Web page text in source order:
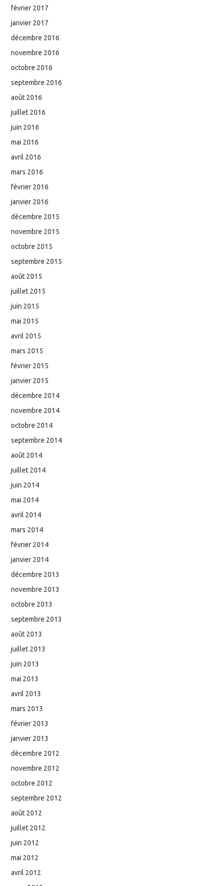
février 2017
janvier 2017
décembre 2016
novembre 2016
octobre 2016
septembre 2016
août 2016
juillet 2016
juin 2016
mai 2016
avril 2016
mars 2016
février 2016
janvier 2016
décembre 2015
novembre 2015
octobre 2015
septembre 2015
août 2015
juillet 2015
juin 2015
mai 2015
avril 2015
mars 2015
février 2015
janvier 2015
décembre 2014
novembre 2014
octobre 2014
septembre 2014
août 2014
juillet 2014
juin 2014
mai 2014
avril 2014
mars 2014
février 2014
janvier 2014
décembre 2013
novembre 2013
octobre 2013
septembre 2013
août 2013
juillet 2013
juin 2013
mai 2013
avril 2013
mars 2013
février 2013
janvier 2013
décembre 2012
novembre 2012
octobre 2012
septembre 2012
août 2012
juillet 2012
juin 2012
mai 2012
avril 2012